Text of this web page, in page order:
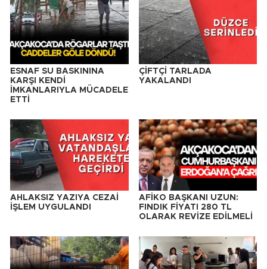
ESNAF SU BASKININA
KARŞI KENDİ
İMKANLARIYLA MÜCADELE
ETTİ
ÇİFTÇİ TARLADA
YAKALANDI
AHLAKSIZ YAZIYA CEZAİ
İŞLEM UYGULANDI
AFİKO BAŞKANI UZUN:
FINDIK FİYATI 280 TL
OLARAK REVİZE EDİLMELİ